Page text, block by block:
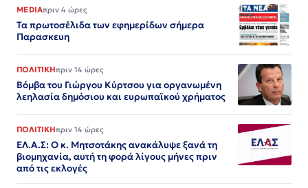
MEDIAπριν 4 ώρες
Τα πρωτοσέλιδα των εφημερίδων σήμερα
Παρασκευη
ΠΟΛΙΤΙΚΗπριν 14 ώρες
Βόμβα του Γιώργου Κύρτσου για οργανωμένη
λεηλασία δημόσιου και ευρωπαϊκού χρήματος
ΠΟΛΙΤΙΚΗπριν 14 ώρες
ΕΛ.Α.Σ: Ο κ. Μητσοτάκης ανακάλυψε ξανά τη
βιομηχανία, αυτή τη φορά λίγους μήνες πριν
από τις εκλογές